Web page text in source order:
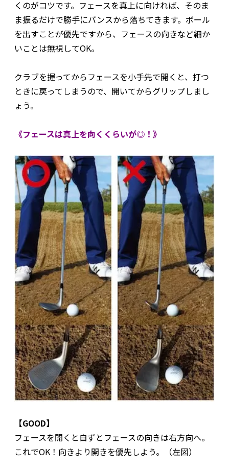
くのがコツです。フェースを真上に向ければ、そのま
ま振るだけで勝手にバンスから落ちてきます。ボール
を出すことが優先ですから、フェースの向きなど細か
いことは無視してOK。
クラブを握ってからフェースを小手先で開くと、打つ
ときに戻ってしまうので、開いてからグリップしまし
ょう。
《フェースは真上を向くくらいが◎！》
【GOOD】
フェースを開くと自ずとフェースの向きは右方向へ。
これでOK！向きより開きを優先しよう。（左図）